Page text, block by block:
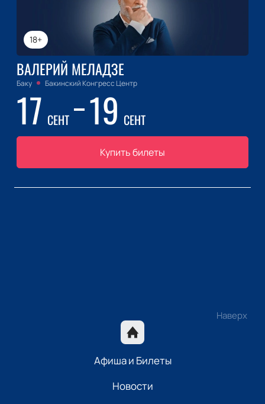
18+
ВАЛЕРИЙ МЕЛАДЗЕ
Баку Бакинский Конгресс Центр
17 СЕНТ 19 СЕНТ
Купить билеты
Наверх
Афиша и Билеты
Новости